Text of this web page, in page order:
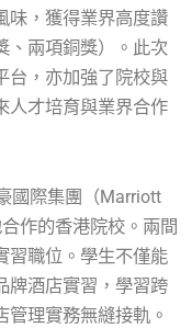
味，獲得業界高度讚
、兩項銅獎）。此次
台，亦加強了院校與
人才培育與業界合作
國際集團（Marriott
作的香港院校。兩間
習職位。學生不僅能
牌酒店實習，學習跨
理實務無縫接軌。